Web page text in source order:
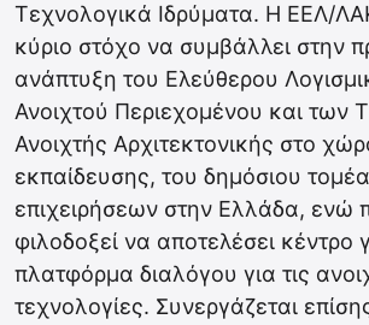
Τεχνολογικά Ιδρύματα. Η ΕΕΛ/
κύριο στόχο να συμβάλλει στην
ανάπτυξη του Ελεύθερου
Ανοιχτού Περιεχομένου και των
Ανοιχτής Αρχιτεκτονικής στο
εκπαίδευσης, του δημόσιου
επιχειρήσεων στην Ελλάδα, ενώ
φιλοδοξεί να αποτελέσει κέντρο
πλατφόρμα διαλόγου για τις
τεχνολογίες. Συνεργάζεται